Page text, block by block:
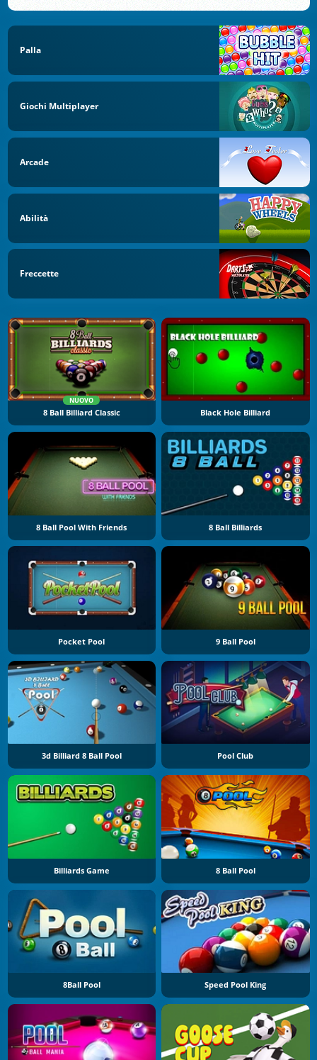
Palla
Giochi Multiplayer
Arcade
Abilità
Freccette
NUOVO
8 Ball Billiard Classic Black Hole Billiard
8 Ball Pool With Friends 8 Ball Billiards
Pocket Pool 9 Ball Pool
3d Billiard 8 Ball Pool Pool Club
Billiards Game 8 Ball Pool
8Ball Pool Speed Pool King